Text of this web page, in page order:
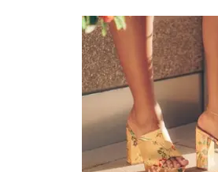
02flqYzXiBOyxgH76uZs
€